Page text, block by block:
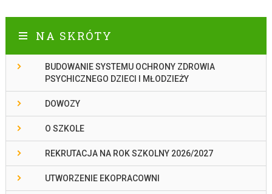
NA SKRÓTY
BUDOWANIE SYSTEMU OCHRONY ZDROWIA
PSYCHICZNEGO DZIECI I MŁODZIEŻY
DOWOZY
O SZKOLE
REKRUTACJA NA ROK SZKOLNY 2026/2027
UTWORZENIE EKOPRACOWNI